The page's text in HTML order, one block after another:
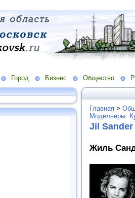
Город Бизнес Общество
Главная >
Модельеры.
Jil Sander
Жиль